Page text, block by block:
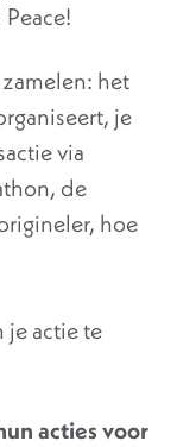
het
je
via
de
hoe
je actie te
acties voor